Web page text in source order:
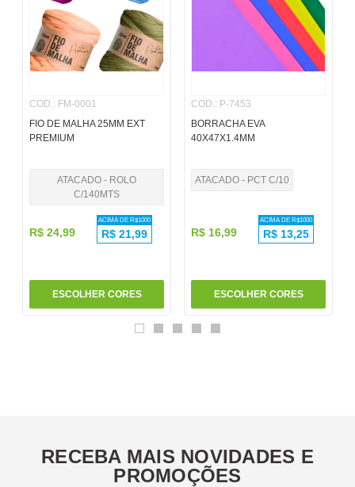
COD.: FM-0001
FIO DE MALHA 25MM EXT
PREMIUM
ATACADO - ROLO
C/140MTS
R$ 24,99
ACIMA DE R$1000
R$ 21,99
ESCOLHER CORES
COD.: P-7453
BORRACHA EVA
40X47X1.4MM
ATACADO - PCT C/10
R$ 16,99
ACIMA DE R$1000
R$ 13,25
ESCOLHER CORES
RECEBA MAIS NOVIDADES E
PROMOÇÕES
pincel
º papel
º barbante
10º havaianas